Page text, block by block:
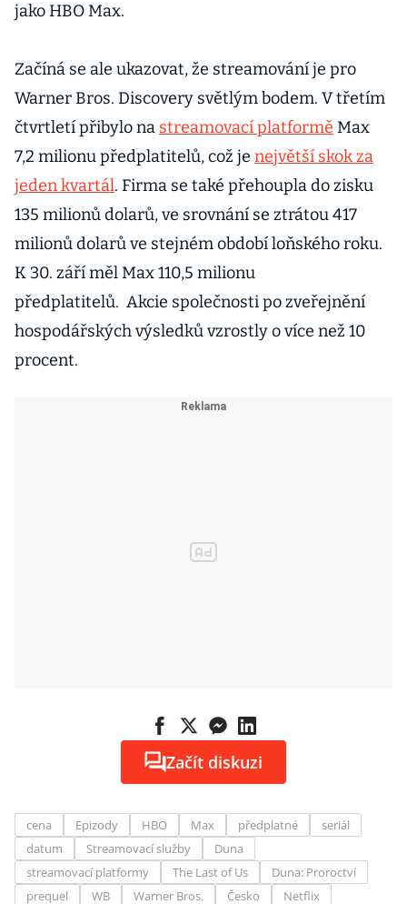
jako HBO Max.
Začíná se ale ukazovat, že streamování je pro
Warner Bros. Discovery světlým bodem. V třetím
čtvrtletí přibylo na streamovací platformě Max
7,2 milionu předplatitelů, což je největší skok za
jeden kvartál. Firma se také přehoupla do zisku
135 milionů dolarů, ve srovnání se ztrátou 417
milionů dolarů ve stejném období loňského roku.
K 30. září měl Max 110,5 milionu
předplatitelů. Akcie společnosti po zveřejnění
hospodářských výsledků vzrostly o více než 10
procent.
Začít diskuzi
cena Epizody HBO Max předplatné
seriál
datum
Streamovací služby
Duna
streamovací platformy
The Last of Us
Duna: Proroctví
prequel
WB Warner Bros. Česko Netflix